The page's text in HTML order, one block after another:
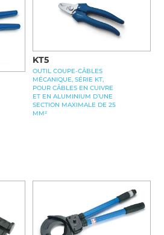
KT5
OUTIL COUPE-CÂBLES
MÉCANIQUE, SÉRIE KT,
POUR CÂBLES EN CUIVRE
ET EN ALUMINIUM D’UNE
SECTION MAXIMALE DE 25
MM²